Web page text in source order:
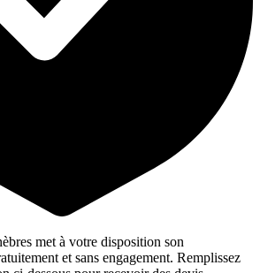
met à votre disposition son
et sans engagement. Remplissez